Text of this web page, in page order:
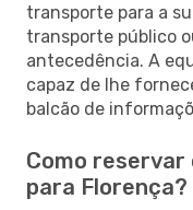
transporte para a
transporte público
antecedência. A
capaz de lhe
balcão de
Como reservar
para Florença?